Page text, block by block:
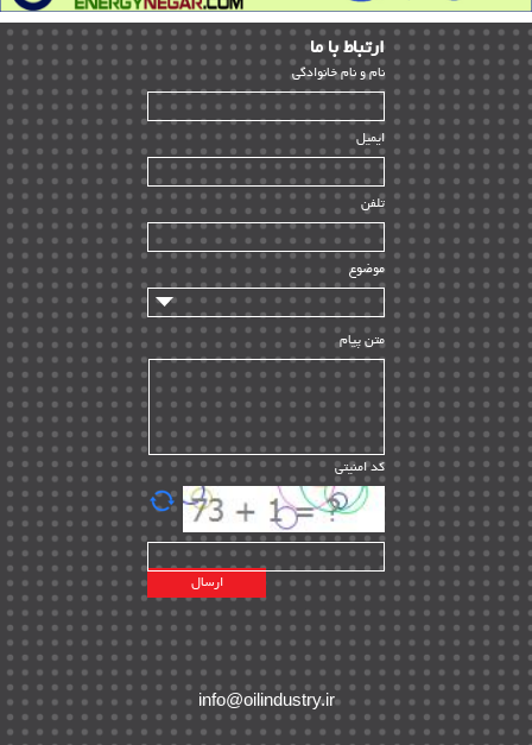
مخازن ذخیره | ۱۵
پتروشیمی | ۱۴
بازرسی و QC | ۱۵
HSE | ۳۹
ساخت و نصب | ۱۲
راه اندازی | ۹
سازندگان و تامین کنندگان | ۱۰
تامین مالی و سرمایه گذاری | ۳۲
ماشین آلات
مدیریت پروژه
مدیریت دانش
مدیریت سازمانی و عمومی | ۲
تأمین کالا | ۱۳
EPC | ۲۰
پیمانکاران بین المللی | ۸
اطلاعات انرژی کشورها | ۱۴
پروژه های خارجی | ۱۵
نقشه های نفت و گاز خارجی | ۱۰
شرکت های نفتی | ۱۴
پلانت های فعال | ۴۰
طرح ها و پروژه ها | ۳۵
ارﺗﺒﺎط ﺑﺎ ما
ﻧﺎم و ﻧﺎم ﺧﺎﻧﻮادﮔﻰ
ایمیل
تلفن
موضوع
متن پیام
کد امنیتی
info@oilindustry.ir